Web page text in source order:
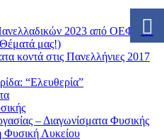
2023 από ΟΕΦΕ
μας!)
κοντά στις Πανελλήνιες 2017
“Ελευθερία”
– Διαγωνίσματα Φυσικής
Φυσική Λυκείου